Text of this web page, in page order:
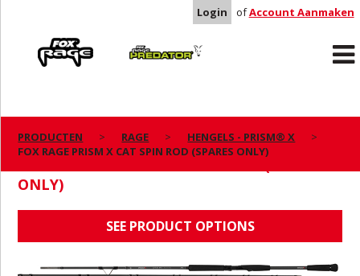
Login ofAccount Aanmaken
Predator
PRODUCTEN RAGE
HENGELS - PRISM® X
FOX RAGE PRISM X CAT SPIN ROD (SPARES ONLY)
ONLY)
SEE PRODUCT OPTIONS